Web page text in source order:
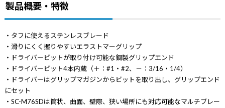
製品概要・特徴
・タフに使えるステンレスブレード
・滑りにくく握りやすいエラストマーグリップ
・ドライバービットが取り付け可能な鋼製グリップエンド
・ドライバービット4本内蔵（＋：#1・#2、－：3/16・1/4）
・ドライバーはグリップマガジンからビットを取り出し、グリップエンド
にセット
・SC-M76SDは筒状、曲面、壁際、狭い場所にも対応可能なマルチブレー